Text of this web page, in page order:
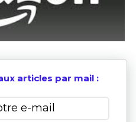
articles par mail :